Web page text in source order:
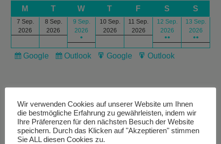
M T W T F S S
7 Sep.
2026
8 Sep.
2026
9 Sep.
2026
●
10 Sep.
2026
11 Sep.
2026
12 Sep.
2026
●●
13 Sep.
2026
●●
Subscribe
Google
Subscribe
Outlook
Export
Google
Export
Outlook
Livestream
Wir verwenden Cookies auf unserer Website um Ihnen
die bestmögliche Erfahrung zu gewährleisten, indem wir
Ihre Präferenzen für den nächsten Besuch der Website
speichern. Durch das Klicken auf "Akzeptieren" stimmen
Sie ALL diesen Cookies zu.